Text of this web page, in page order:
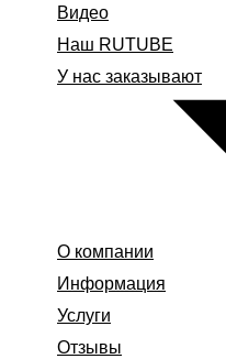
Видео
Наш RUTUBE
У нас заказывают
О компании
Информация
Услуги
Отзывы